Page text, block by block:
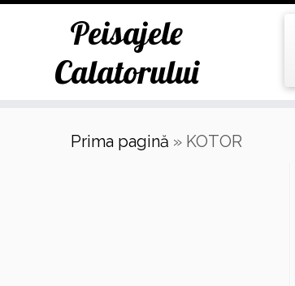
Peisajele
Calatorului
Prima pagină » KOTOR